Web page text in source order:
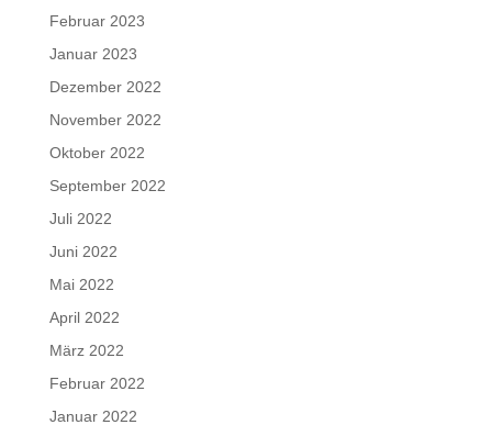
Februar 2023
Januar 2023
Dezember 2022
November 2022
Oktober 2022
September 2022
Juli 2022
Juni 2022
Mai 2022
April 2022
März 2022
Februar 2022
Januar 2022